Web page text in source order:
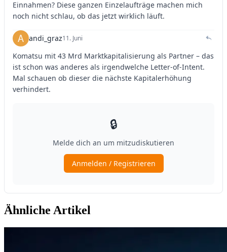
Ähnliche Artikel